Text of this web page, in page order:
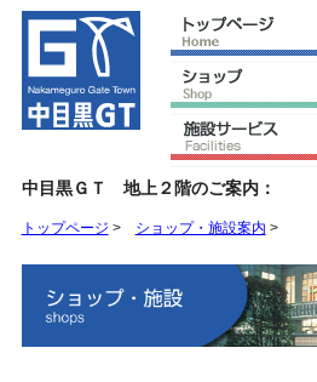
中目黒ＧＴ 地上２階のご案内：
トップページ > ショップ・施設案内 >